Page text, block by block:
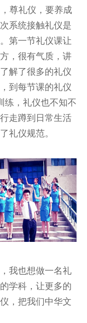
尊礼仪，要养成
系统接触礼仪是
第一节礼仪课让
，很有气质，讲
解了很多的礼仪
到每节课的礼仪
练，礼仪也不知不
走蹲到日常生活
礼仪规范。
我也想做一名礼
学科，让更多的
，把我们中华文